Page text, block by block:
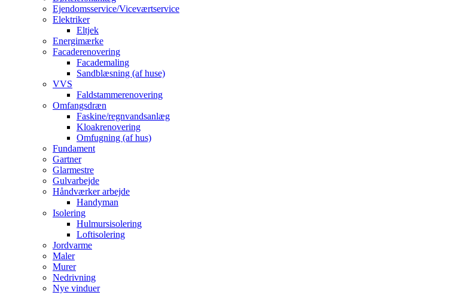
Ejendomsservice/Viceværtservice
Elektriker
Eltjek
Energimærke
Facaderenovering
Facademaling
Sandblæsning (af huse)
VVS
Faldstammerenovering
Omfangsdræn
Faskine/regnvandsanlæg
Kloakrenovering
Omfugning (af hus)
Fundament
Gartner
Glarmestre
Gulvarbejde
Håndværker arbejde
Handyman
Isolering
Hulmursisolering
Loftisolering
Jordvarme
Maler
Murer
Nedrivning
Nye vinduer